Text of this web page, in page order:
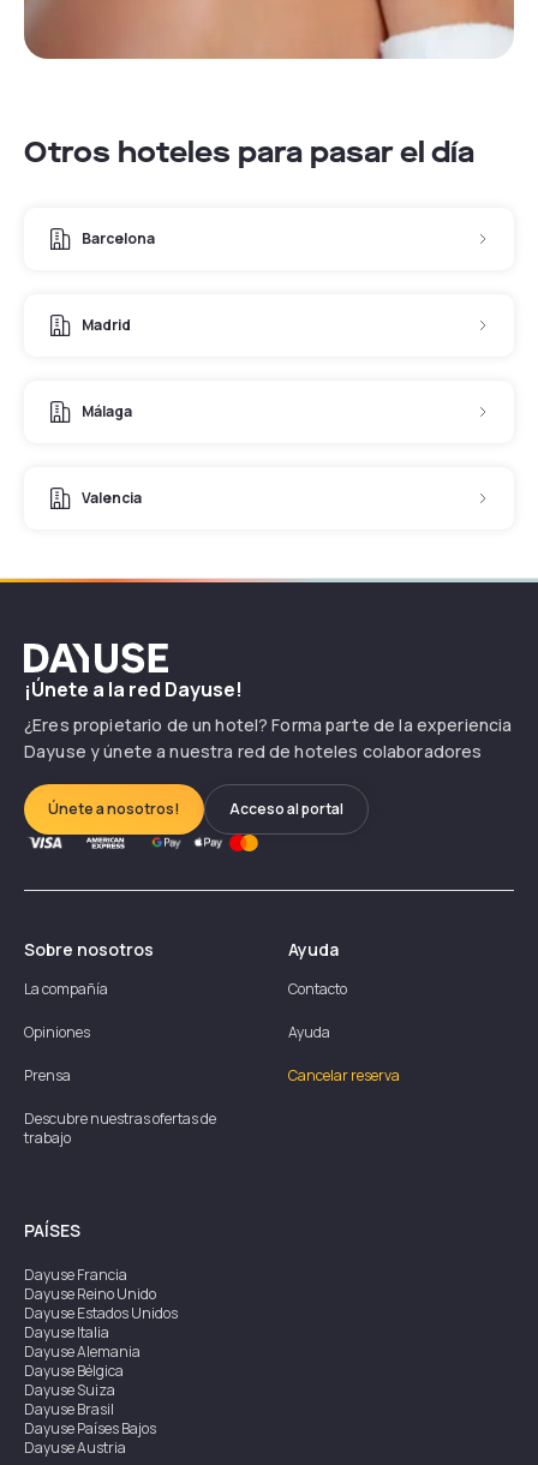
Otros hoteles para pasar el día
Barcelona
Madrid
Málaga
Valencia
Dayuse
¡Únete a la red Dayuse!
¿Eres propietario de un hotel? Forma parte de la experiencia
Dayuse y únete a nuestra red de hoteles colaboradores
Únete a nosotros! Acceso al portal
Sobre nosotros
La compañía
Opiniones
Prensa
Descubre nuestras ofertas de
trabajo
Ayuda
Contacto
Ayuda
Cancelar reserva
PAÍSES
DayuseFrancia
DayuseReino Unido
DayuseEstados Unidos
DayuseItalia
DayuseAlemania
DayuseBélgica
DayuseSuiza
DayuseBrasil
DayusePaíses Bajos
DayuseAustria